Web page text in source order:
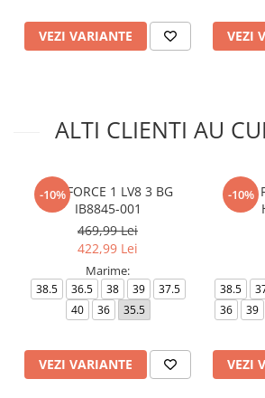
VEZI VARIANTE VEZI
ALTI CLIENTI AU
-10%
AIR FORCE 1 LV8 3 BG
IB8845-001
469,99 Lei
422,99 Lei
Marime:
38.5 36.5 38 39
37.5
40
36 35.5
VEZI VARIANTE
-10%
AIR
38.5
36
39
VEZI